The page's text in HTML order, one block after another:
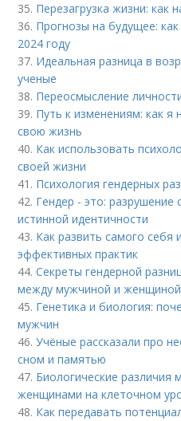
35. Перезагрузка жизни: как
36. Прогнозы на будущее:
2024 году
37. Идеальная разница в
ученые
38. Переосмысление
39. Путь к изменениям: как я
свою жизнь
40. Как использовать
своей жизни
41. Психология гендерных
42. Гендер - это: разрушение
истинной идентичности
43. Как развить самого себя
эффективных практик
44.Секреты гендерной
между мужчиной и женщиной
45. Генетика и биология:
мужчин
46.Учёные рассказали про
сном и памятью
47. Биологические
женщинами на клеточном
48. Как передавать